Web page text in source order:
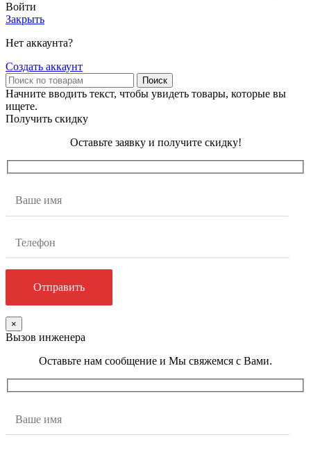
Войти
Закрыть
Нет аккаунта?
Создать аккаунт
Поиск
Начните вводить текст, чтобы увидеть товары, которые вы
ищете.
Получить скидку
Оставьте заявку и получите скидку!
×
Вызов инженера
Оставьте нам сообщение и Мы свяжемся с Вами.